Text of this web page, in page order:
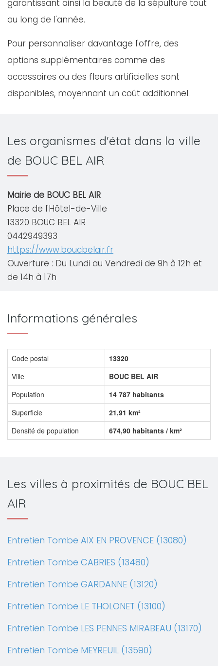
garantissant ainsi la beauté de la sépulture tout
au long de l'année.
Pour personnaliser davantage l'offre, des
options supplémentaires comme des
accessoires ou des fleurs artificielles sont
disponibles, moyennant un coût additionnel.
Les organismes d'état dans la ville
de BOUC BEL AIR
Mairie de BOUC BEL AIR
Place de l'Hôtel-de-Ville
13320 BOUC BEL AIR
0442949393
https://www.boucbelair.fr
Ouverture : Du Lundi au Vendredi de 9h à 12h et
de 14h à 17h
Informations générales
Code postal
13320
Ville
BOUC BEL AIR
Population
14 787 habitants
Superficie
21,91 km²
Densité de population
674,90 habitants / km²
Les villes à proximités de BOUC BEL
AIR
Entretien Tombe AIX EN PROVENCE (13080)
Entretien Tombe CABRIES (13480)
Entretien Tombe GARDANNE (13120)
Entretien Tombe LE THOLONET (13100)
Entretien Tombe LES PENNES MIRABEAU (13170)
Entretien Tombe MEYREUIL (13590)